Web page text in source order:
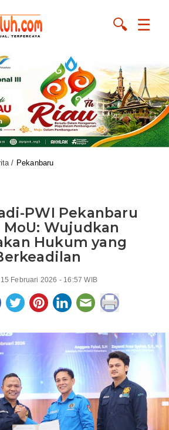
☰
🔍
/ Pekanbaru
PWI Pekanbaru
MoU: Wujudkan
Hukum yang
Februari 2026 - 16:57 WIB